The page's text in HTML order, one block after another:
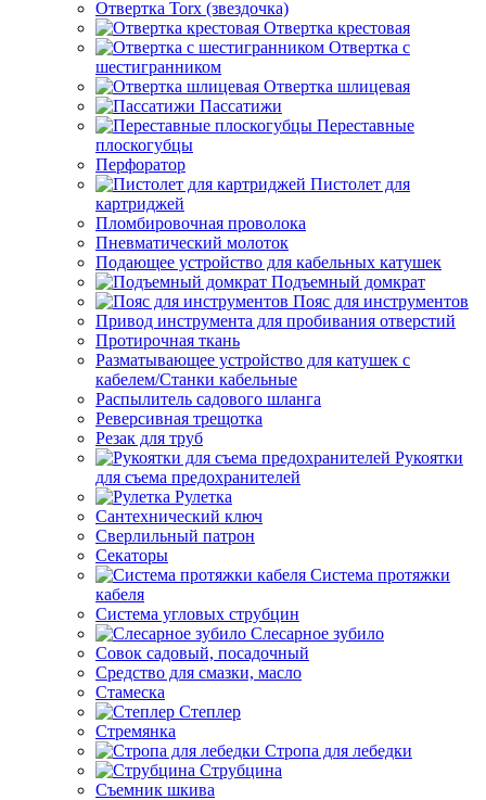
Отвертка Torx (звездочка)
Отвертка крестовая
Отвертка с
шестигранником
Отвертка шлицевая
Пассатижи
Переставные
плоскогубцы
Перфоратор
Пистолет для
картриджей
Пломбировочная проволока
Пневматический молоток
Подающее устройство для кабельных катушек
Подъемный домкрат
Пояс для инструментов
Привод инструмента для пробивания отверстий
Протирочная ткань
Разматывающее устройство для катушек с
кабелем/Станки кабельные
Распылитель садового шланга
Реверсивная трещотка
Резак для труб
Рукоятки
для съема предохранителей
Рулетка
Сантехнический ключ
Сверлильный патрон
Секаторы
Система протяжки
кабеля
Система угловых струбцин
Слесарное зубило
Совок садовый, посадочный
Средство для смазки, масло
Стамеска
Степлер
Стремянка
Стропа для лебедки
Струбцина
Съемник шкива